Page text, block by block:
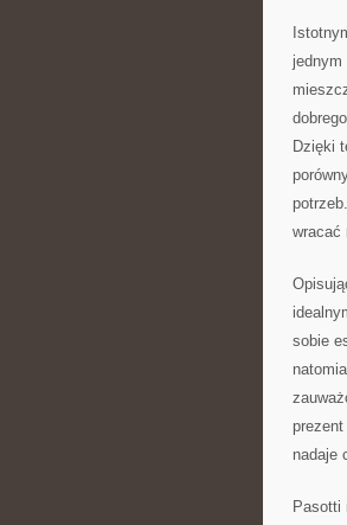
Dzięki
wracać
sobie
nadaje
Pasotti